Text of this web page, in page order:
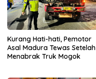
Kurang Hati-hati, Pemotor
Asal Madura Tewas Setelah
Menabrak Truk Mogok